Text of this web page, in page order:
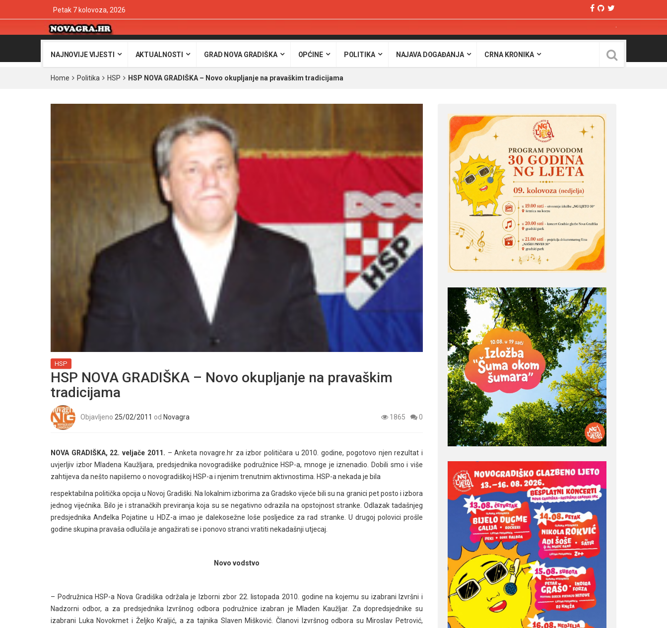
Petak 7 kolovoza, 2026
NAJNOVIJE VIJESTI AKTUALNOSTI GRAD NOVA GRADIŠKA OPĆINE POLITIKA NAJAVA DOGAĐANJA CRNA KRONIKA
Home Politika HSP HSP NOVA GRADIŠKA – Novo okupljanje na pravaškim tradicijama
HSP
HSP NOVA GRADIŠKA – Novo okupljanje na pravaškim
tradicijama
Objavljeno 25/02/2011 od Novagra 1865 0
NOVA GRADIŠKA, 22. veljače 2011. – Anketa novagre.hr za izbor političara u 2010. godine, pogotovo njen rezultat i
uvjerljiv izbor Mladena Kaužljara, predsjednika novogradiške podružnice HSP-a, mnoge je iznenadio. Dobili smo i više
zahtijeva da nešto napišemo o novogradiškoj HSP-a i njenim trenutnim aktivnostima. HSP-a nekada je bila
respektabilna politička opcija u Novoj Gradiški. Na lokalnim izborima za Gradsko vijeće bili su na granici pet posto i izbora
jednog vijećnika. Bilo je i stranačkih previranja koja su se negativno odrazila na opstojnost stranke. Odlazak tadašnjeg
predsjednika Anđelka Pojatine u HDZ-a imao je dalekosežne loše posljedice za rad stranke. U drugoj polovici prošle
godine skupina pravaša odlučila je angažirati se i ponovo stranci vratiti nekadašnji utjecaj.
Novo vodstvo
– Podružnica HSP-a Nova Gradiška održala je Izborni zbor 22. listopada 2010. godine na kojemu su izabrani Izvršni i
Nadzorni odbor, a za predsjednika Izvršnog odbora podružnice izabran je Mladen Kaužljar. Za dopredsjednike su
izabrani Luka Novokmet i Željko Kraljić, a za tajnika Slaven Mišković. Članovi Izvršnog odbora su Miroslav Petrović,